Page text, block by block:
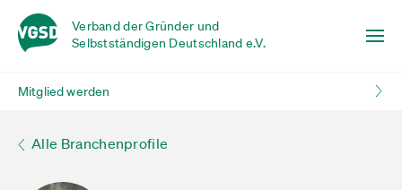
Verband der Gründer und
Selbstständigen Deutschland e.V.
Mitglied werden
Alle Branchenprofile